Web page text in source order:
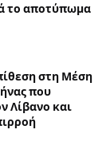
το αποτύπωμα
στη Μέση
που
Λίβανο και